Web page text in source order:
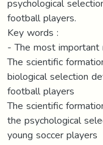
football players.
Key words :
- The most important
The scientific
biological selection
football players
The scientific
the psychological
young soccer players